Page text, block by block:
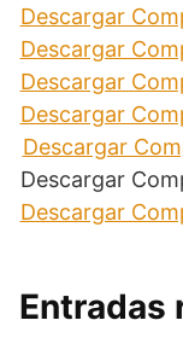
Descargar
Descargar
Descargar
Descargar
Descargar
Descargar
Descargar
Entradas